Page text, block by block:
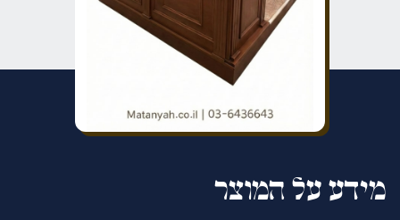
מידע על המוצר